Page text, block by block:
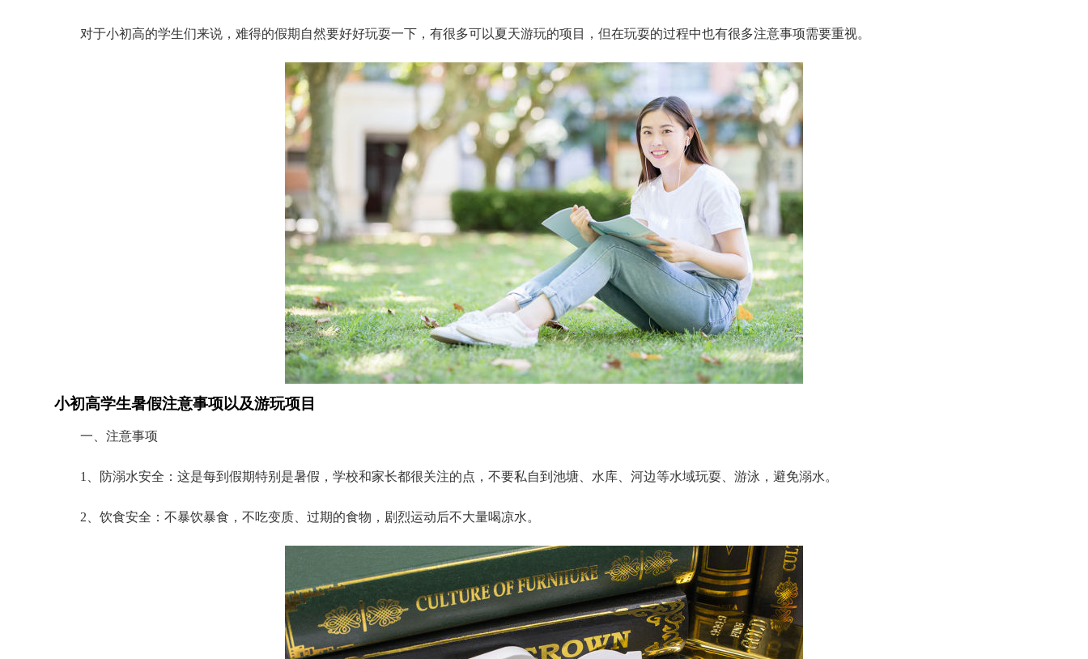
对于小初高的学生们来说，难得的假期自然要好好玩耍一下，有很多可以夏天游玩的项目，但在玩耍的过程中也有很多注意事项需要重视。
小初高学生暑假注意事项以及游玩项目
一、注意事项
1、防溺水安全：这是每到假期特别是暑假，学校和家长都很关注的点，不要私自到池塘、水库、河边等水域玩耍、游泳，避免溺水。
2、饮食安全：不暴饮暴食，不吃变质、过期的食物，剧烈运动后不大量喝凉水。